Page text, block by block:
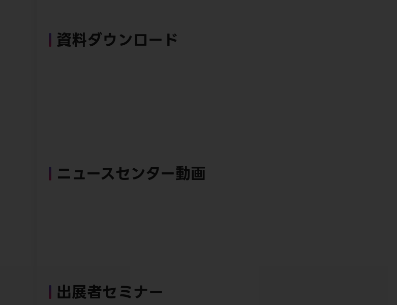
資料ダウンロード
ニュースセンター動画
出展者セミナー